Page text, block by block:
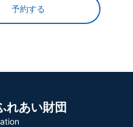
予約する
れあい財団